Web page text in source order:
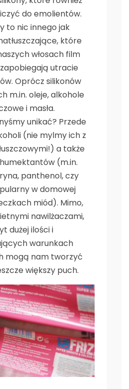
do emolientów.
to nic innego jak
które
włosach film
utracie
Oprócz silikonów
m.in. oleje, alkohole
i masła.
unikać? Przede
(nie mylmy ich z
a także
(m.in.
panthenol, czy
w domowej
miód). Mimo,
nawilżaczami,
dużej ilości i
warunkach
mogą nam tworzyć
większy puch.